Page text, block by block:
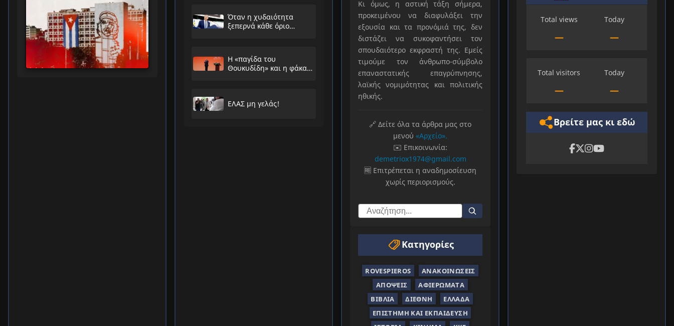
Όταν η χυδαιότητα
ξεπερνά κάθε όριο…
Η «παγίδα του
Θουκυδίδη» και η φάκα
ΕΛΑΣ μη γελάς!
Κι όμως, η αστική τάξη σήμερα,
προκειμένου να διαφυλάξει την
εξουσία και τα προνόμιά της, δεν
διστάζει να συκοφαντήσει τον
σπουδαιότερο εκφραστή της. Εμείς
τιμούμε τον άνθρωπο-σύμβολο
επαναστατικής επαγρύπνησης,
λαϊκής νομιμότητας και πολιτικής
ηθικής.
🔗 Δείτε όλα τα άρθρα μας στο
μενού «Αρχείο».
✉️ Επικοινωνία:
demetriox1974@gmail.com
🆓 Επιτρέπεται η αναδημοσίευση
χωρίς περιορισμούς.
Κατηγορίες
ROVESPIEROS
ΑΝΑΚΟΙΝΏΣΕΙΣ
ΑΠΌΨΕΙΣ
ΑΦΙΕΡΏΜΑΤΑ
ΒΙΒΛΊΑ
ΔΙΕΘΝΉ
ΕΛΛΆΔΑ
ΕΠΙΣΤΉΜΗ ΚΑΙ ΕΚΠΑΊΔΕΥΣΗ
Total views
—
Today
—
Total visitors
—
Today
—
Βρείτε μας κι εδώ